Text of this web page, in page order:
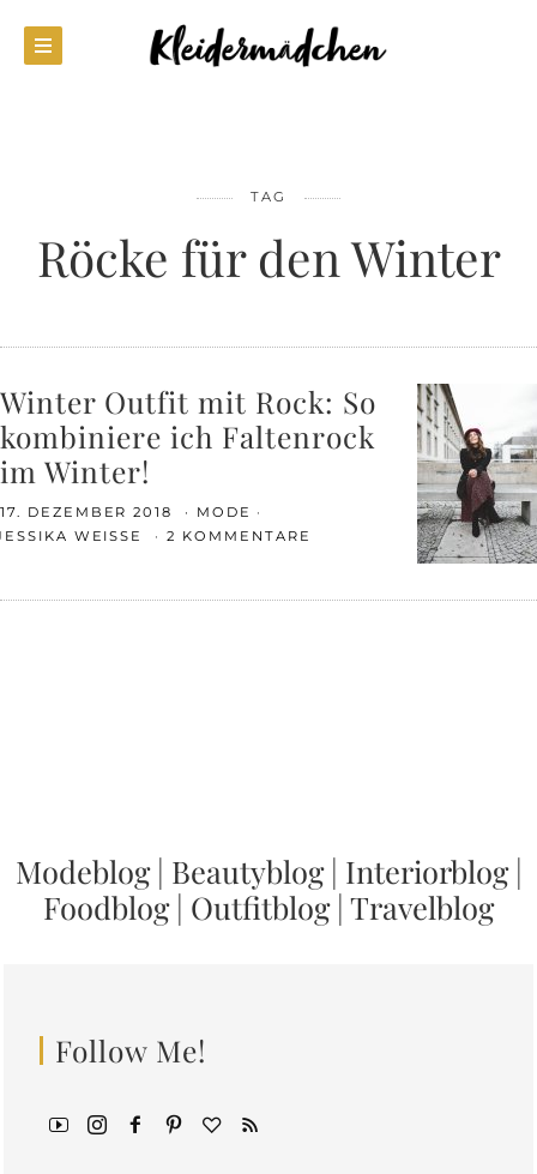
TAG
Röcke für den Winter
Winter Outfit mit Rock: So
kombiniere ich Faltenrock
im Winter!
17. DEZEMBER 2018
MODE
WEISSE
2 KOMMENTARE
Modeblog| Beautyblog| Interiorblog|
Foodblog| Outfitblog| Travelblog
Follow Me!